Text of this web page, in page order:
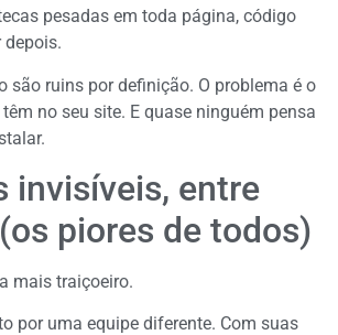
pesadas em toda página, código
são ruins por definição. O problema é o
no seu site. E quase ninguém pensa
invisíveis, entre
piores de todos)
mais traiçoeiro.
por uma equipe diferente. Com suas